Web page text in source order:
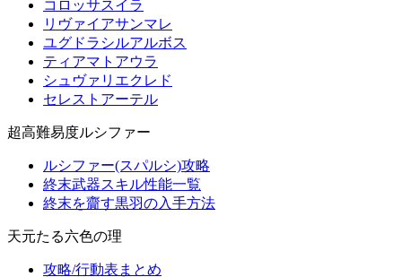
コロッサスイラ
リヴァイアサンマレ
ユグドラシルアルボス
ティアマトアウラ
シュヴァリエクレド
セレストアーテル
超高難易度ルシファー
ルシファー(スパルシ)攻略
終末武器スキル性能一覧
終末を齎す黒羽の入手方法
天元たる六色の理
攻略/行動表まとめ